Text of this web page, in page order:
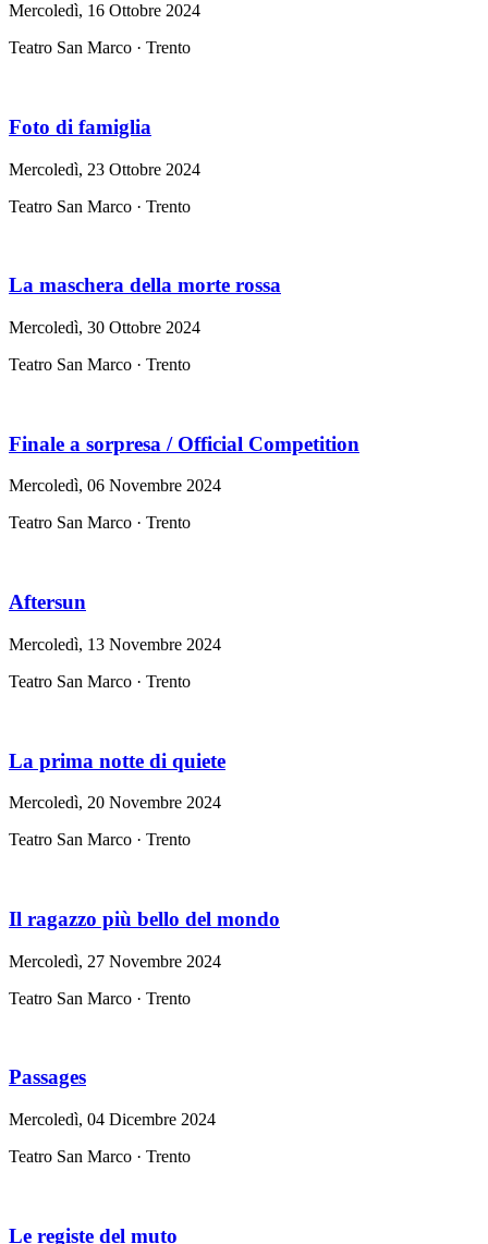
Mercoledì, 16 Ottobre 2024
Teatro San Marco · Trento
Foto di famiglia
Mercoledì, 23 Ottobre 2024
Teatro San Marco · Trento
La maschera della morte rossa
Mercoledì, 30 Ottobre 2024
Teatro San Marco · Trento
Finale a sorpresa / Official Competition
Mercoledì, 06 Novembre 2024
Teatro San Marco · Trento
Aftersun
Mercoledì, 13 Novembre 2024
Teatro San Marco · Trento
La prima notte di quiete
Mercoledì, 20 Novembre 2024
Teatro San Marco · Trento
Il ragazzo più bello del mondo
Mercoledì, 27 Novembre 2024
Teatro San Marco · Trento
Passages
Mercoledì, 04 Dicembre 2024
Teatro San Marco · Trento
Le registe del muto